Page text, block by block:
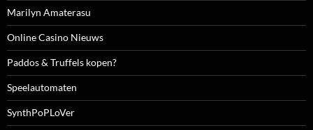
Marilyn Amaterasu
Online Casino Nieuws
Paddos & Truffels kopen?
Speelautomaten
SynthPoPLoVer